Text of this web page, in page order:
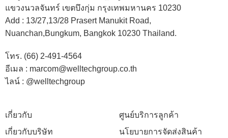
แขวงนวลจันทร์ เขตบึงกุ่ม กรุงเทพมหานคร 10230
Add : 13/27,13/28 Prasert Manukit Road,
Nuanchan,Bungkum, Bangkok 10230 Thailand.
โทร. (66) 2-491-4564
อีเมล : marcom@welltechgroup.co.th
ไลน์ : @welltechgroup
เกี่ยวกับ
เกี่ยวกับบริษัท
ศูนย์บริการลูกค้า
นโยบายการจัดส่งสินค้า